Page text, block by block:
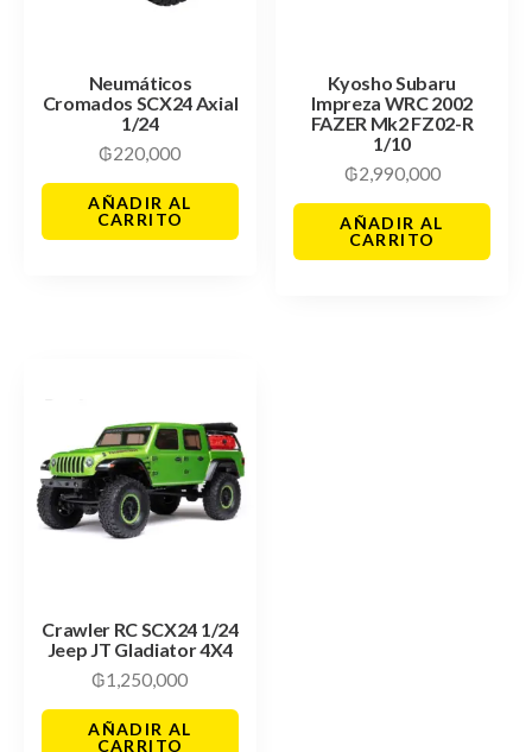
Neumáticos
Cromados SCX24 Axial
1/24
₲220,000
AÑADIR AL
CARRITO
Kyosho Subaru
Impreza WRC 2002
FAZER Mk2 FZ02-R
1/10
₲2,990,000
AÑADIR AL
CARRITO
Crawler RC SCX24 1/24
Jeep JT Gladiator 4X4
₲1,250,000
AÑADIR AL
CARRITO